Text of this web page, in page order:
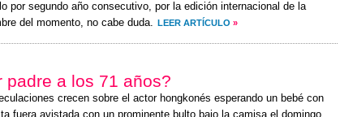
por segundo año consecutivo, por la edición internacional de la
del momento, no cabe duda. LEER ARTÍCULO »
padre a los 71 años?
crecen sobre el actor hongkonés esperando un bebé con
fuera avistada con un prominente bulto bajo la camisa el domingo